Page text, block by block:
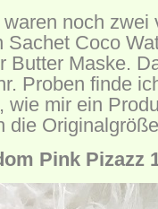
noch zwei
Sachet Coco
Butter Maske.
Proben finde
wie mir ein
die
Pink Pizazz